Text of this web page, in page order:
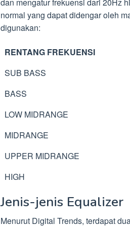
dan mengatur frekuensi dari 20Hz
normal yang dapat didengar oleh
digunakan:
RENTANG FREKUENSI
SUB BASS
BASS
LOW MIDRANGE
MIDRANGE
UPPER MIDRANGE
HIGH
Jenis-jenis Equalizer
Menurut Digital Trends, terdapat